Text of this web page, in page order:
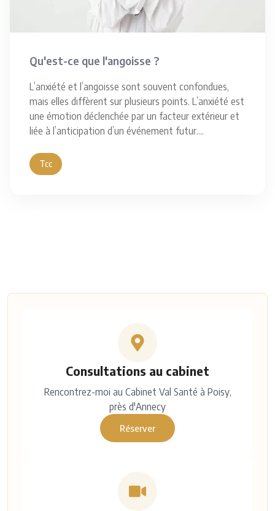
Qu'est-ce que l'angoisse ?
L’anxiété et l’angoisse sont souvent confondues,
mais elles diffèrent sur plusieurs points. L’anxiété est
une émotion déclenchée par un facteur extérieur et
liée à l’anticipation d’un événement futur....
Tcc
Consultations au cabinet
Rencontrez-moi au Cabinet Val Santé à Poisy,
près d'Annecy
Réserver